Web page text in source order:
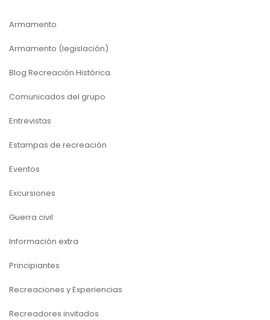
Armamento
Armamento (legislación)
Blog Recreación Histórica
Comunicados del grupo
Entrevistas
Estampas de recreación
Eventos
Excursiones
Guerra civil
Información extra
Principiantes
Recreaciones y Experiencias
Recreadores invitados